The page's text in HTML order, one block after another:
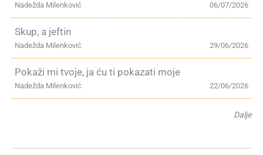
06/07/2026
Nadežda Milenković
Skup, a jeftin
29/06/2026
Nadežda Milenković
Pokaži mi tvoje, ja ću ti pokazati moje
22/06/2026
Nadežda Milenković
Dalje